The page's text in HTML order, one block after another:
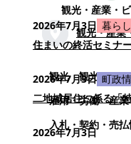
観光・産業・
観光・産業
観光
観光・イベ
雇用・労働
産業
入札・契約・売
2026年7月3日 暮ら
住まいの終活セミナ
2026年7月3日 町政
二地域居住に係る「
2026年7月3日